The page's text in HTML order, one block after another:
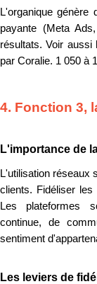
L'organique
payante (Meta
résultats. Voir aussi
par Coralie. 1 050 à
4. Fonction 3,
L'importance de
L'utilisation réseaux
clients. Fidéliser
Les plateformes
continue, de
sentiment
Les leviers de